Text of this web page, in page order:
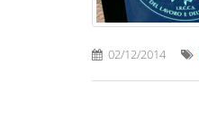
02/12/2014